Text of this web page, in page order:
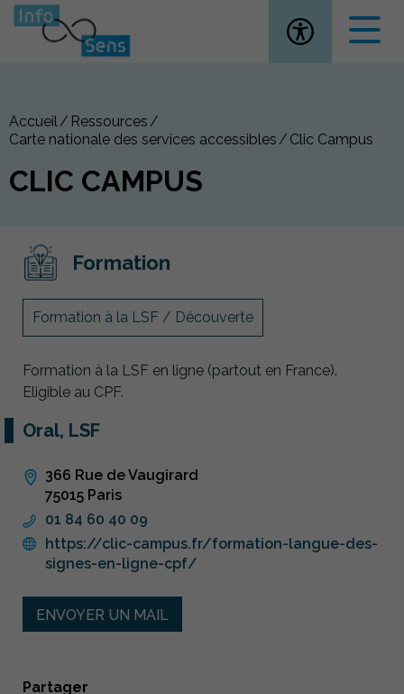
Ouvrir la
Accueil
Ressources
Carte nationale des services accessibles
Clic Campus
CLIC CAMPUS
Formation
Formation à la LSF / Découverte
Formation à la LSF en ligne (partout en France).
Eligible au CPF.
Oral, LSF
366 Rue de Vaugirard
75015 Paris
01 84 60 40 09
https://clic-campus.fr/formation-langue-des-
signes-en-ligne-cpf/
ENVOYER UN MAIL
Partager